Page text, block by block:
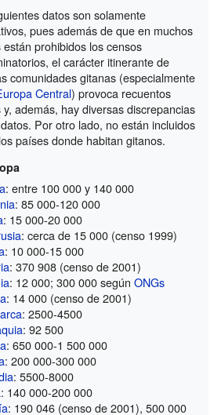
datos son solamente
pues además de que en muchos
están prohibidos los censos
el carácter itinerante de
comunidades gitanas (especialmente
Central) provoca recuentos
y, además, hay diversas discrepancias
Por otro lado, no están incluidos
países donde habitan gitanos.
: entre 100 000 y 140 000
: 85 000-120 000
: 15 000-20 000
: cerca de 15 000 (censo 1999)
: 10 000-15 000
: 370 908 (censo de 2001)
: 12 000; 300 000 segúnONGs
: 14 000 (censo de 2001)
: 2500-4500
: 92 500
: 650 000-1 500 000
: 200 000-300 000
: 5500-8000
: 140 000-200 000
: 190 046 (censo de 2001), 500 000